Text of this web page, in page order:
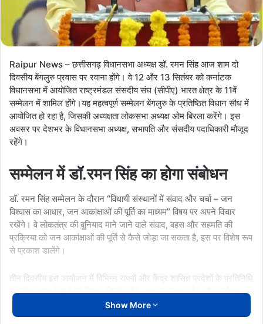
Raipur News – छत्तीसगढ़ विधानसभा अध्यक्ष डॉ. रमन सिंह आज शाम दो
दिवसीय बेंगलुरु प्रवास पर रवाना होंगे। वे 12 और 13 सितंबर को कर्नाटक
विधानसभा में आयोजित राष्ट्रमंडल संसदीय संघ (सीपीए) भारत क्षेत्र के 11वें
सम्मेलन में शामिल होंगे।यह महत्वपूर्ण सम्मेलन बेंगलुरु के प्रतिष्ठित विधान सौध में
आयोजित हो रहा है, जिसकी अध्यक्षता लोकसभा अध्यक्ष ओम बिरला करेंगे। इस
अवसर पर देशभर के विधानसभा अध्यक्ष, सभापति और संसदीय पदाधिकारी मौजूद
रहेंगे।
सम्मेलन में डॉ.रमन सिंह का होगा संबोधन
डॉ. रमन सिंह सम्मेलन के दौरान “विधायी संस्थानों में संवाद और चर्चा – जन
विश्वास का आधार, जन आकांक्षाओं की पूर्ति का माध्यम” विषय पर अपने विचार
रखेंगे। वे लोकतंत्र की बुनियाद माने जाने वाले संवाद, बहस और सहमति की
प्रक्रिया को जन आकांक्षाओं की पूर्ति से कैसे जोड़ा जा सकता है, इस पर विशेष रूप
से प्रकाश डालेंगे।
तीन दिवसीय इस आयोजन में विभिन्न राज्यों और केंद्र शासित प्रदेशों के प्रतिनिधि
संसदीय महत्व के मुद्दों पर विचार-विमर्श करेंगे, अनुभव साझा करेंगे और सर्वोत्तम
संसदीय प्रथाओं को एक-दूसरे से सीखने का अवसर मिलेगा।विधानसभा अध्यक्ष
डॉ. रमन सिंह 13 सितंबर की शाम रायपुर लौट आएंगे।
Show More